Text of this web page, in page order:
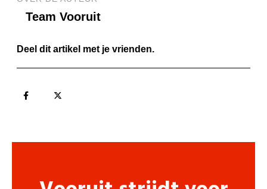
Team Vooruit
Deel dit artikel met je vrienden.